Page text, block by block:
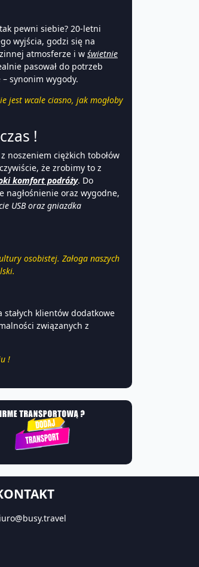
pewni siebie? 20-letni
wyjścia, godzi się na
atmosferze i w świetnie
pasował do potrzeb
synonim wygody.
jest wcale ciasno, jak mogłoby
!
noszeniem ciężkich tobołów
że zrobimy to z
komfort podróży. Do
oraz wygodne,
USB oraz gniazdka
osobistej. Załoga naszych
klientów dodatkowe
związanych z
!